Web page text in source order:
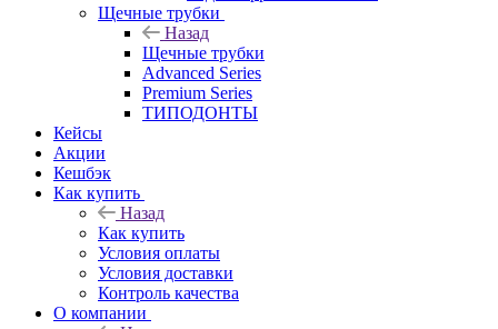
Щечные трубки
Назад
Щечные трубки
Advanced Series
Premium Series
ТИПОДОНТЫ
Кейсы
Акции
Кешбэк
Как купить
Назад
Как купить
Условия оплаты
Условия доставки
Контроль качества
О компании